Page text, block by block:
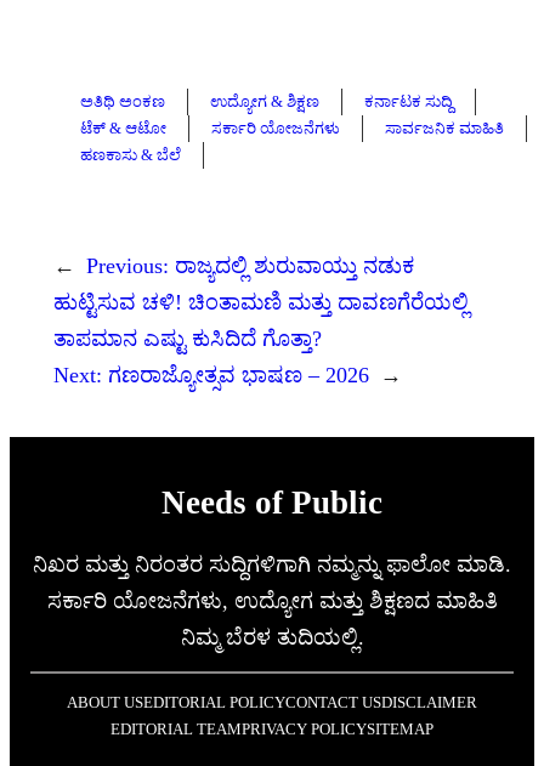
ಅತಿಥಿ ಅಂಕಣ ಉದ್ಯೋಗ & ಶಿಕ್ಷಣ
ಕರ್ನಾಟಕ ಸುದ್ದಿ
ಟೆಕ್ & ಆಟೋ
ಸರ್ಕಾರಿ ಯೋಜನೆಗಳು
ಸಾರ್ವಜನಿಕ ಮಾಹಿತಿ
ಹಣಕಾಸು & ಬೆಲೆ
← Previous: ರಾಜ್ಯದಲ್ಲಿ ಶುರುವಾಯ್ತು ನಡುಕ
ಹುಟ್ಟಿಸುವ ಚಳಿ! ಚಿಂತಾಮಣಿ ಮತ್ತು ದಾವಣಗೆರೆಯಲ್ಲಿ
ತಾಪಮಾನ ಎಷ್ಟು ಕುಸಿದಿದೆ ಗೊತ್ತಾ?
Next: ಗಣರಾಜ್ಯೋತ್ಸವ ಭಾಷಣ – 2026 →
Needs of Public
ನಿಖರ ಮತ್ತು ನಿರಂತರ ಸುದ್ದಿಗಳಿಗಾಗಿ ನಮ್ಮನ್ನು ಫಾಲೋ ಮಾಡಿ.
ಸರ್ಕಾರಿ ಯೋಜನೆಗಳು, ಉದ್ಯೋಗ ಮತ್ತು ಶಿಕ್ಷಣದ ಮಾಹಿತಿ
ನಿಮ್ಮ ಬೆರಳ ತುದಿಯಲ್ಲಿ.
ABOUT USEDITORIAL POLICYCONTACT USDISCLAIMER
EDITORIAL TEAMPRIVACY POLICYSITEMAP